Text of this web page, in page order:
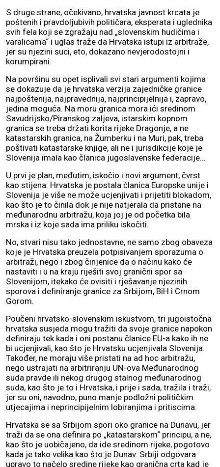
S druge strane, očekivano, hrvatska javnost krcata je
poštenih i pravdoljubivih političara, eksperata i uglednika
svih fela koji se zgražaju nad „slovenskim hudičima i
varalicama“ i uglas traže da Hrvatska istupi iz arbitraže,
jer su njezini suci, eto, dokazano nevjerodostojni i
korumpirani.
Na površinu su opet isplivali svi stari argumenti kojima
se dokazuje da je hrvatska verzija zajedničke granice
najpoštenija, najpravednija, najprincipijelnija i, zapravo,
jedina moguća. Na moru granica mora ići sredinom
Savudrijsko/Piranskog zaljeva, istarskim kopnom
granica se treba držati korita rijeke Dragonje, a ne
katastarskih granica, na Žumberku i na Muri, pak, treba
poštivati katastarske knjige, ali ne i jurisdikcije koje je
Slovenija imala kao članica jugoslavenske federacije...
U prvi je plan, međutim, iskočio i novi argument, čvrst
kao stijena: Hrvatska je postala članica Europske unije i
Slovenija je više ne može ucjenjivati i prijetiti blokadom,
kao što je to činila dok je nije natjerala da pristane na
međunarodnu arbitražu, koja joj je od početka bila
mrska i iz koje sada ima priliku iskočiti.
No, stvari nisu tako jednostavne, ne samo zbog obaveza
koje je Hrvatska preuzela potpisivanjem sporazuma o
arbitraži, nego i zbog činjenice da o načinu kako će
nastaviti i u na kraju riješiti svoj granični spor sa
Slovenijom, itekako će ovisiti i rješavanje njezinih
sporova i definiranje granice za Srbijom, BiH i Crnom
Gorom.
Poučeni hrvatsko-slovenskim iskustvom, tri jugoistočna
hrvatska susjeda mogu tražiti da svoje granice napokon
definiraju tek kada i oni postanu članice EU-a kako ih ne
bi ucjenjivali, kao što je Hrvatsku ucjenjivala Slovenija.
Također, ne moraju više pristati na ad hoc arbitražu,
nego ustrajati na arbitriranju UN-ova Međunarodnog
suda pravde ili nekog drugog stalnog međunarodnog
suda, kao što je to i Hrvatska, i prije i sada, tražila i traži,
jer su oni, navodno, puno manje podložni političkim
utjecajima i neprincipijelnim lobiranjima i pritiscima.
Hrvatska se sa Srbijom spori oko granice na Dunavu, jer
traži da se ona definira po „katastarskom“ principu, a ne,
kao što je uobičajeno, da ide sredinom rijeke, pogotovo
kada je tako velika kao što je Dunav. Srbiji odgovara
upravo to načelo sredine rijeke kao granična crta kad je